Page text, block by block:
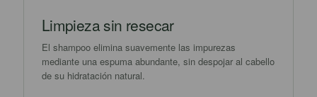
Limpieza sin resecar
El shampoo elimina suavemente las impurezas
mediante una espuma abundante, sin despojar al cabello
de su hidratación natural.